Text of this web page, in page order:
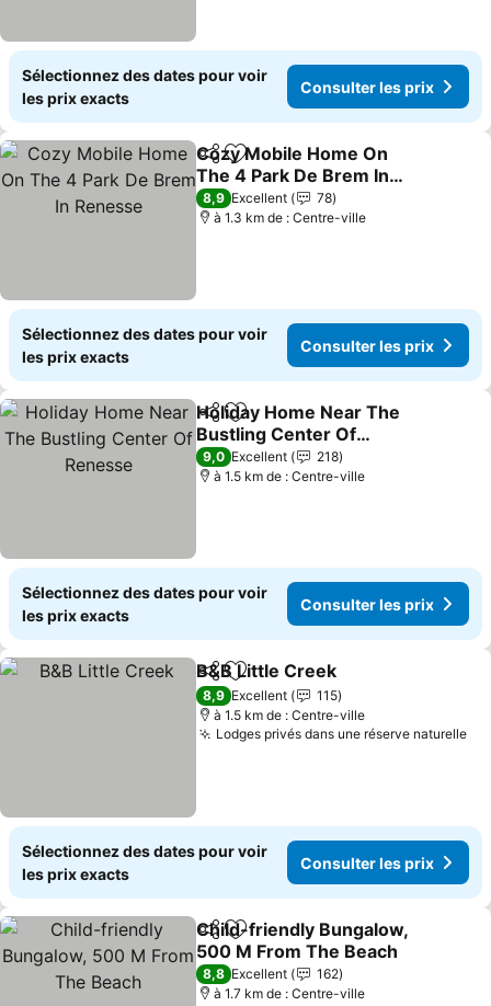
Sélectionnez des dates pour voir
les prix exacts
Consulter les prix
PartagerAjouter à mes favoris
Cozy Mobile Home On
The 4 Park De Brem In
Renesse
Consulter les prix
8,9 Excellent
78
à 1.3 km de : Centre-ville
Sélectionnez des dates pour voir
les prix exacts
Consulter les prix
PartagerAjouter à mes favoris
Holiday Home Near The
Bustling Center Of
Renesse
Consulter les prix
9,0 Excellent
218
à 1.5 km de : Centre-ville
Sélectionnez des dates pour voir
les prix exacts
Consulter les prix
PartagerAjouter à mes favoris
B&B Little Creek
8,9 Excellent
115
à 1.5 km de : Centre-ville
Lodges privés dans une réserve naturelle
Sélectionnez des dates pour voir
les prix exacts
Consulter les prix
PartagerAjouter à mes favoris
Child-friendly Bungalow,
500 M From The Beach
Consulter les prix
8,8 Excellent
162
à 1.7 km de : Centre-ville